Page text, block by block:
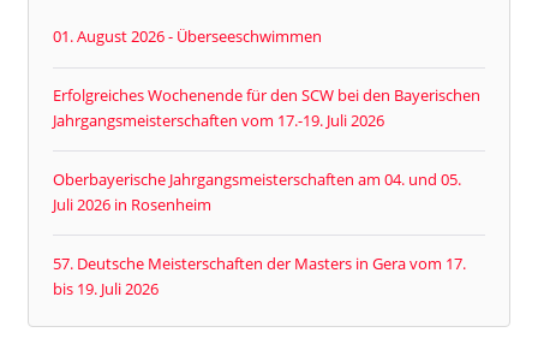
01. August 2026 - Überseeschwimmen
Erfolgreiches Wochenende für den SCW bei den Bayerischen
Jahrgangsmeisterschaften vom 17.-19. Juli 2026
Oberbayerische Jahrgangsmeisterschaften am 04. und 05.
Juli 2026 in Rosenheim
57. Deutsche Meisterschaften der Masters in Gera vom 17.
bis 19. Juli 2026